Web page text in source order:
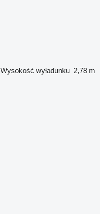
Wysokość wyładunku 2,78 m